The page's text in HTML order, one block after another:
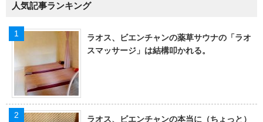
人気記事ランキング
ラオス、ビエンチャンの薬草サウナの「ラオ
スマッサージ」は結構叩かれる。
ラオス、ビエンチャンの本当に（ちょっと）